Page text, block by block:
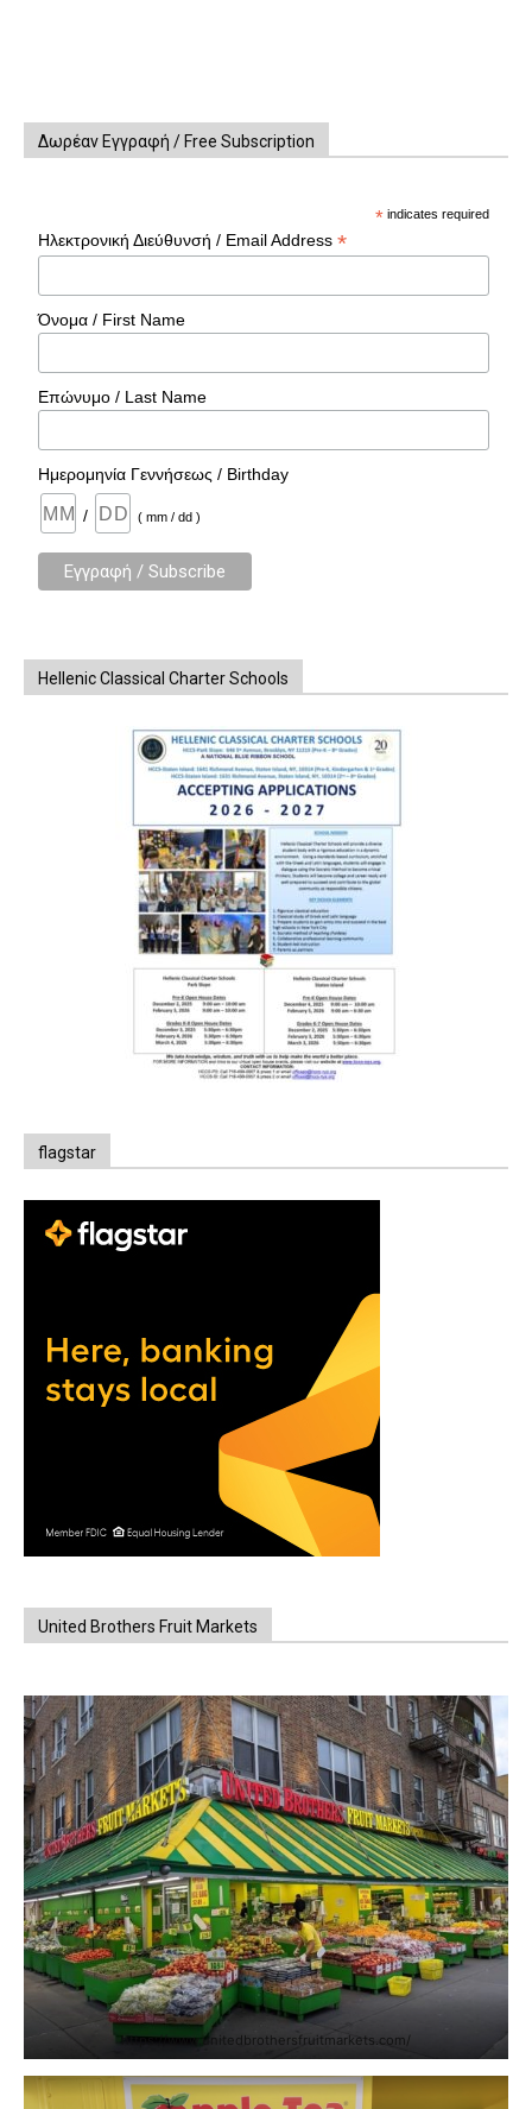
Δωρέαν Εγγραφή / Free Subscription
* indicates required
Ηλεκτρονική Διεύθυνσή / Email Address*
Όνομα / First Name
Επώνυμο / Last Name
Ημερομηνία Γεννήσεως / Birthday
/ ( mm / dd )
Hellenic Classical Charter Schools
flagstar
United Brothers Fruit Markets
https://www.unitedbrothersfruitmarkets.com/